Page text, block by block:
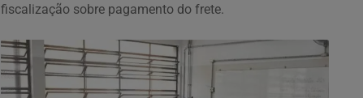
fiscalização sobre pagamento do frete.